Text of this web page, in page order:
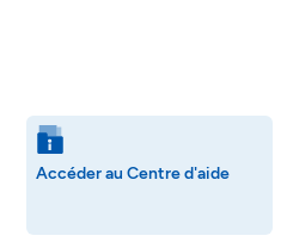
Accéder au Centre d'aide